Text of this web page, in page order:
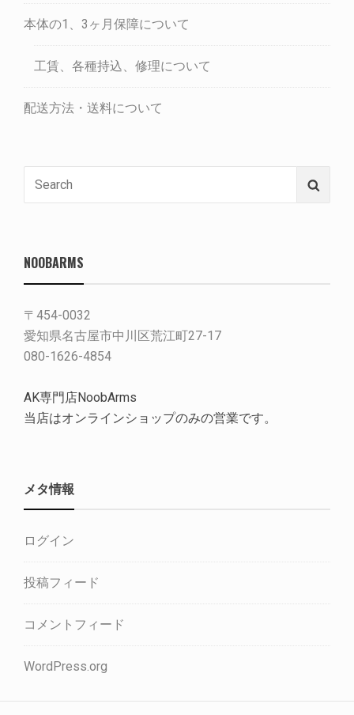
本体の1、3ヶ月保障について
工賃、各種持込、修理について
配送方法・送料について
NOOBARMS
〒454-0032
愛知県名古屋市中川区荒江町27-17
080-1626-4854
AK専門店NoobArms
当店はオンラインショップのみの営業です。
メタ情報
ログイン
投稿フィード
コメントフィード
WordPress.org